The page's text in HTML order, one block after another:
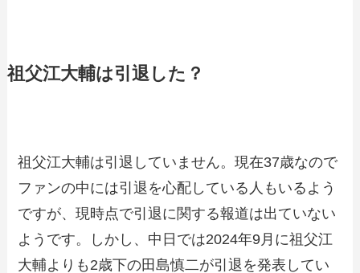
祖父江大輔は引退した？
祖父江大輔は引退していません。現在37歳なので
ファンの中には引退を心配している人もいるよう
ですが、現時点で引退に関する報道は出ていない
ようです。しかし、中日では2024年9月に祖父江
大輔よりも2歳下の田島慎二が引退を発表してい